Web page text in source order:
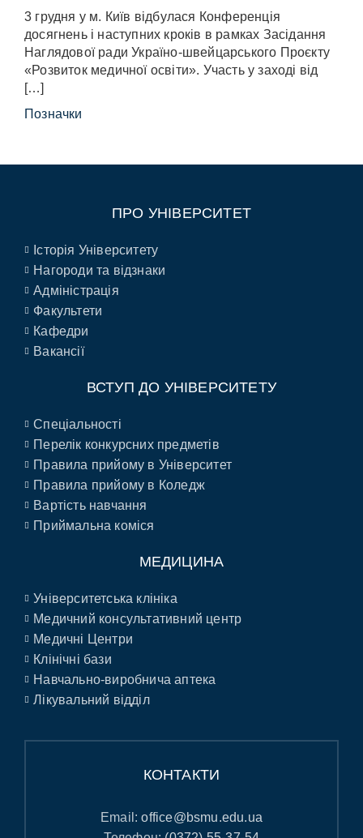
3 грудня у м. Київ відбулася Конференція
досягнень і наступних кроків в рамках Засідання
Наглядової ради Україно-швейцарського Проєкту
«Розвиток медичної освіти». Участь у заході від
[…]
Позначки
ПРО УНІВЕРСИТЕТ
Історія Університету
Нагороди та відзнаки
Адміністрація
Факультети
Кафедри
Вакансії
ВСТУП ДО УНІВЕРСИТЕТУ
Спеціальності
Перелік конкурсних предметів
Правила прийому в Університет
Правила прийому в Коледж
Вартість навчання
Приймальна коміся
МЕДИЦИНА
Університетська клініка
Медичний консультативний центр
Медичні Центри
Клінічні бази
Навчально-виробнича аптека
Лікувальний відділ
КОНТАКТИ
Email:office@bsmu.edu.ua